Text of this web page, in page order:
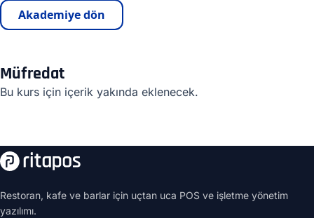
Akademiye dön
Müfredat
Bu kurs için içerik yakında eklenecek.
Restoran, kafe ve barlar için uçtan uca POS ve işletme yönetim
yazılımı.